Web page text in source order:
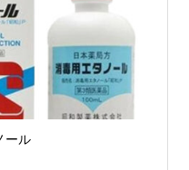
ール